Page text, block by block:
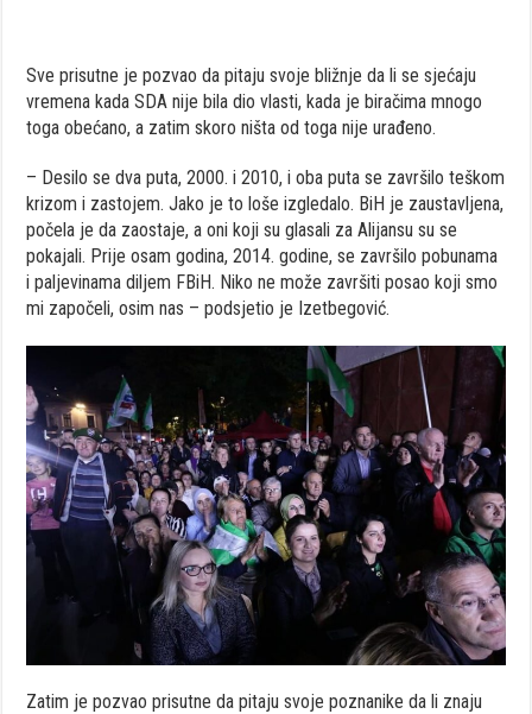
Sve prisutne je pozvao da pitaju svoje bližnje da li se sjećaju
vremena kada SDA nije bila dio vlasti, kada je biračima mnogo
toga obećano, a zatim skoro ništa od toga nije urađeno.
– Desilo se dva puta, 2000. i 2010, i oba puta se završilo teškom
krizom i zastojem. Jako je to loše izgledalo. BiH je zaustavljena,
počela je da zaostaje, a oni koji su glasali za Alijansu su se
pokajali. Prije osam godina, 2014. godine, se završilo pobunama
i paljevinama diljem FBiH. Niko ne može završiti posao koji smo
mi započeli, osim nas – podsjetio je Izetbegović.
Zatim je pozvao prisutne da pitaju svoje poznanike da li znaju